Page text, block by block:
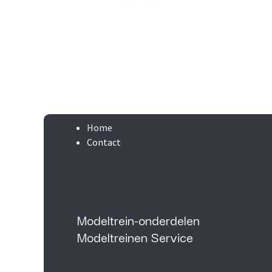
Home
Contact
Modeltrein-onderdelen
Modeltreinen Service